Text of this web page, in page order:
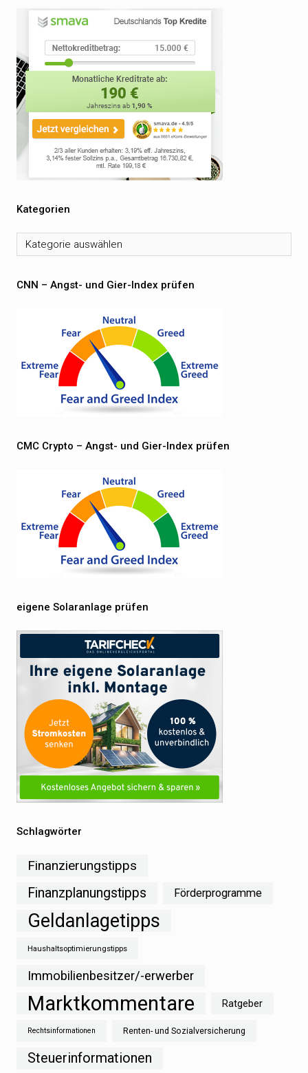
Kategorien
Kategorien
CNN – Angst- und Gier-Index prüfen
CMC Crypto – Angst- und Gier-Index prüfen
eigene Solaranlage prüfen
Schlagwörter
Finanzierungstipps
Finanzplanungstipps
Förderprogramme
Geldanlagetipps
Haushaltsoptimierungstipps
Immobilienbesitzer/-erwerber
Marktkommentare Ratgeber
Rechtsinformationen Renten- und Sozialversicherung
Steuerinformationen